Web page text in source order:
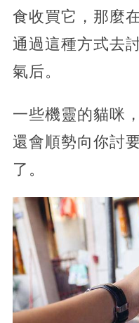
食收買它，那麼
通過這種方式去
氣后。
一些機靈的貓咪
還會順勢向你討
了。